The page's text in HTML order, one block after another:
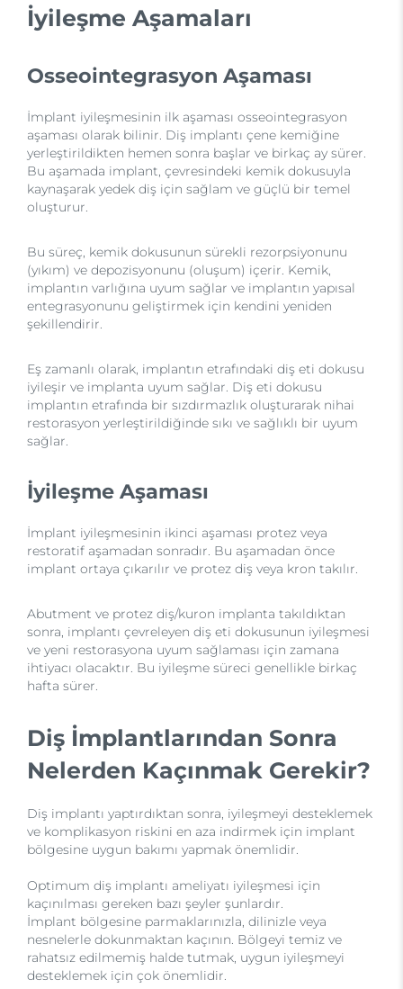
İyileşme Aşamaları
Osseointegrasyon Aşaması
İmplant iyileşmesinin ilk aşaması osseointegrasyon
aşaması olarak bilinir. Diş implantı çene kemiğine
yerleştirildikten hemen sonra başlar ve birkaç ay sürer.
Bu aşamada implant, çevresindeki kemik dokusuyla
kaynaşarak yedek diş için sağlam ve güçlü bir temel
oluşturur.
Bu süreç, kemik dokusunun sürekli rezorpsiyonunu
(yıkım) ve depozisyonunu (oluşum) içerir. Kemik,
implantın varlığına uyum sağlar ve implantın yapısal
entegrasyonunu geliştirmek için kendini yeniden
şekillendirir.
Eş zamanlı olarak, implantın etrafındaki diş eti dokusu
iyileşir ve implanta uyum sağlar. Diş eti dokusu
implantın etrafında bir sızdırmazlık oluşturarak nihai
restorasyon yerleştirildiğinde sıkı ve sağlıklı bir uyum
sağlar.
İyileşme Aşaması
İmplant iyileşmesinin ikinci aşaması protez veya
restoratif aşamadan sonradır. Bu aşamadan önce
implant ortaya çıkarılır ve protez diş veya kron takılır.
Abutment ve protez diş/kuron implanta takıldıktan
sonra, implantı çevreleyen diş eti dokusunun iyileşmesi
ve yeni restorasyona uyum sağlaması için zamana
ihtiyacı olacaktır. Bu iyileşme süreci genellikle birkaç
hafta sürer.
Diş İmplantlarından Sonra
Nelerden Kaçınmak Gerekir?
Diş implantı yaptırdıktan sonra, iyileşmeyi desteklemek
ve komplikasyon riskini en aza indirmek için implant
bölgesine uygun bakımı yapmak önemlidir.
Optimum diş implantı ameliyatı iyileşmesi için
kaçınılması gereken bazı şeyler şunlardır.
İmplant bölgesine parmaklarınızla, dilinizle veya
nesnelerle dokunmaktan kaçının. Bölgeyi temiz ve
rahatsız edilmemiş halde tutmak, uygun iyileşmeyi
desteklemek için çok önemlidir.